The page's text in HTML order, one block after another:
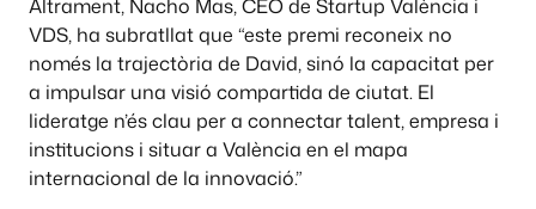
Altrament, Nacho Mas, CEO de Startup València i
VDS, ha subratllat que “este premi reconeix no
només la trajectòria de David, sinó la capacitat per
a impulsar una visió compartida de ciutat. El
lideratge n’és clau per a connectar talent, empresa i
institucions i situar a València en el mapa
internacional de la innovació.”